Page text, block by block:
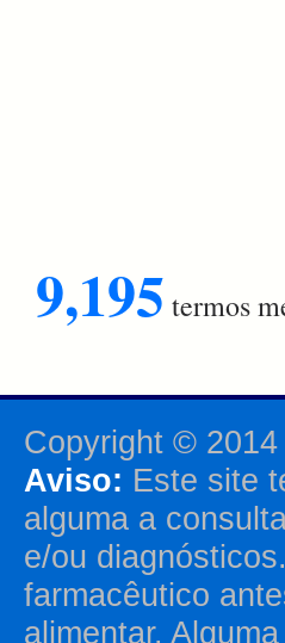
9,195 termos
Copyright © 2014
Aviso: Este site
alguma a
e/ou
farmacêutico
alimentar.